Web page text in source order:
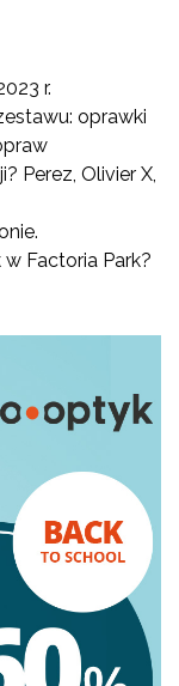
r.
oprawki
? Perez, Olivier X,
Factoria Park?